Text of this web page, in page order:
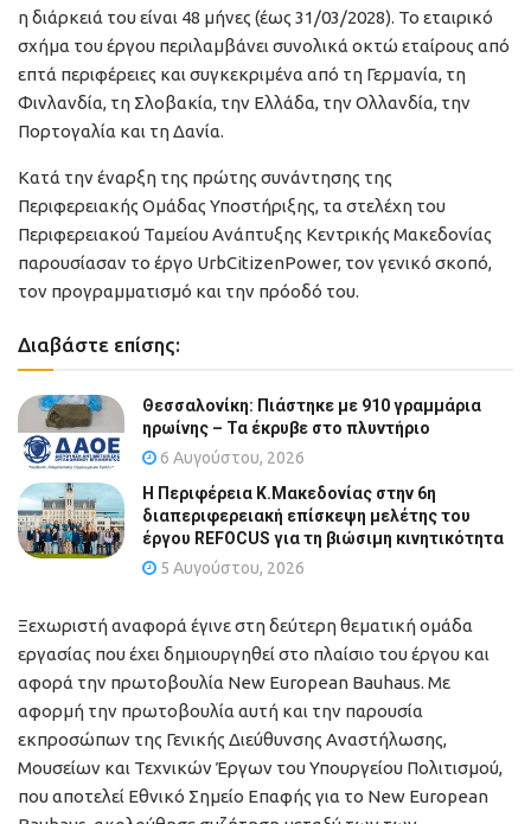
η διάρκειά του είναι 48 μήνες (έως 31/03/2028). Το εταιρικό
σχήμα του έργου περιλαμβάνει συνολικά οκτώ εταίρους από
επτά περιφέρειες και συγκεκριμένα από τη Γερμανία, τη
Φινλανδία, τη Σλοβακία, την Ελλάδα, την Ολλανδία, την
Πορτογαλία και τη Δανία.
Κατά την έναρξη της πρώτης συνάντησης της
Περιφερειακής Ομάδας Υποστήριξης, τα στελέχη του
Περιφερειακού Ταμείου Ανάπτυξης Κεντρικής Μακεδονίας
παρουσίασαν το έργο UrbCitizenPower, τον γενικό σκοπό,
τον προγραμματισμό και την πρόοδό του.
Διαβάστε επίσης:
Θεσσαλονίκη: Πιάστηκε με 910 γραμμάρια
ηρωίνης – Τα έκρυβε στο πλυντήριο
6 Αυγούστου, 2026
Η Περιφέρεια Κ.Μακεδονίας στην 6η
διαπεριφερειακή επίσκεψη μελέτης του
έργου REFOCUS για τη βιώσιμη κινητικότητα
5 Αυγούστου, 2026
Ξεχωριστή αναφορά έγινε στη δεύτερη θεματική ομάδα
εργασίας που έχει δημιουργηθεί στο πλαίσιο του έργου και
αφορά την πρωτοβουλία New European Bauhaus. Με
αφορμή την πρωτοβουλία αυτή και την παρουσία
εκπροσώπων της Γενικής Διεύθυνσης Αναστήλωσης,
Μουσείων και Τεχνικών Έργων του Υπουργείου Πολιτισμού,
που αποτελεί Εθνικό Σημείο Επαφής για το New European